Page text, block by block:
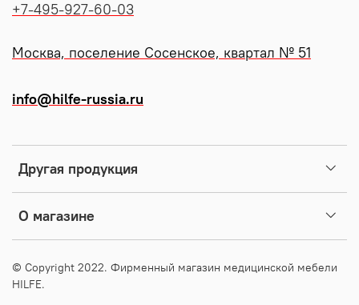
Другая продукция
О магазине
+7-495-927-60-03
Москва, поселение Сосенское, квартал № 51
info@hilfe-russia.ru
© Copyright 2022. Фирменный магазин медицинской мебели
HILFE.